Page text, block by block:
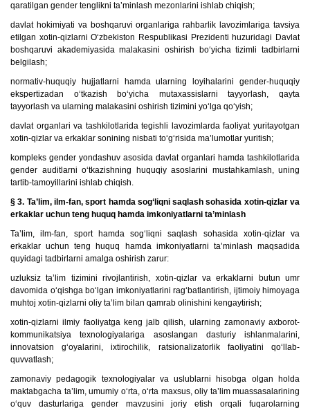
qaratilgan gender tenglikni ta’minlash mezonlarini ishlab chiqish;
davlat hokimiyati va boshqaruvi organlariga rahbarlik lavozimlariga tavsiya
etilgan xotin-qizlarni O‘zbekiston Respublikasi Prezidenti huzuridagi Davlat
boshqaruvi akademiyasida malakasini oshirish bo‘yicha tizimli tadbirlarni
belgilash;
normativ-huquqiy hujjatlarni hamda ularning loyihalarini gender-huquqiy
ekspertizadan o‘tkazish bo‘yicha mutaxassislarni tayyorlash, qayta
tayyorlash va ularning malakasini oshirish tizimini yo‘lga qo‘yish;
davlat organlari va tashkilotlarida tegishli lavozimlarda faoliyat yuritayotgan
xotin-qizlar va erkaklar sonining nisbati to‘g‘risida ma’lumotlar yuritish;
kompleks gender yondashuv asosida davlat organlari hamda tashkilotlarida
gender auditlarni o‘tkazishning huquqiy asoslarini mustahkamlash, uning
tartib-tamoyillarini ishlab chiqish.
§ 3. Ta’lim, ilm-fan, sport hamda sog‘liqni saqlash sohasida xotin-qizlar va
erkaklar uchun teng huquq hamda imkoniyatlarni ta’minlash
Ta’lim, ilm-fan, sport hamda sog‘liqni saqlash sohasida xotin-qizlar va
erkaklar uchun teng huquq hamda imkoniyatlarni ta’minlash maqsadida
quyidagi tadbirlarni amalga oshirish zarur:
uzluksiz ta’lim tizimini rivojlantirish, xotin-qizlar va erkaklarni butun umr
davomida o‘qishga bo‘lgan imkoniyatlarini rag‘batlantirish, ijtimoiy himoyaga
muhtoj xotin-qizlarni oliy ta’lim bilan qamrab olinishini kengaytirish;
xotin-qizlarni ilmiy faoliyatga keng jalb qilish, ularning zamonaviy axborot-
kommunikatsiya texnologiyalariga asoslangan dasturiy ishlanmalarini,
innovatsion g‘oyalarini, ixtirochilik, ratsionalizatorlik faoliyatini qo‘llab-
quvvatlash;
zamonaviy pedagogik texnologiyalar va uslublarni hisobga olgan holda
maktabgacha ta’lim, umumiy o‘rta, o‘rta maxsus, oliy ta’lim muassasalarining
o‘quv dasturlariga gender mavzusini joriy etish orqali fuqarolarning